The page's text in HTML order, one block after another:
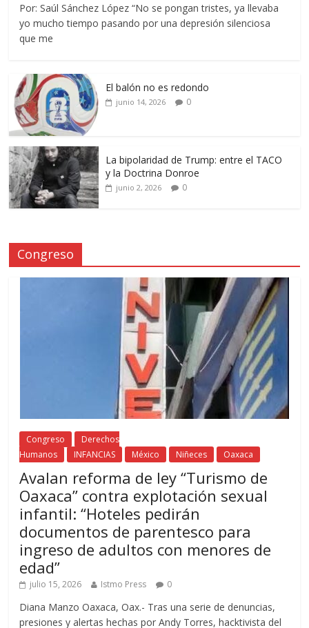
Por: Saúl Sánchez López “No se pongan tristes, ya llevaba
yo mucho tiempo pasando por una depresión silenciosa
que me
El balón no es redondo
junio 14, 2026 0
La bipolaridad de Trump: entre el TACO
y la Doctrina Donroe
junio 2, 2026 0
Congreso
Congreso
Derechos
Humanos
INFANCIAS México Niñeces Oaxaca
Avalan reforma de ley “Turismo de
Oaxaca” contra explotación sexual
infantil: “Hoteles pedirán
documentos de parentesco para
ingreso de adultos con menores de
edad”
julio 15, 2026 Istmo Press 0
Diana Manzo Oaxaca, Oax.- Tras una serie de denuncias,
presiones y alertas hechas por Andy Torres, hacktivista del